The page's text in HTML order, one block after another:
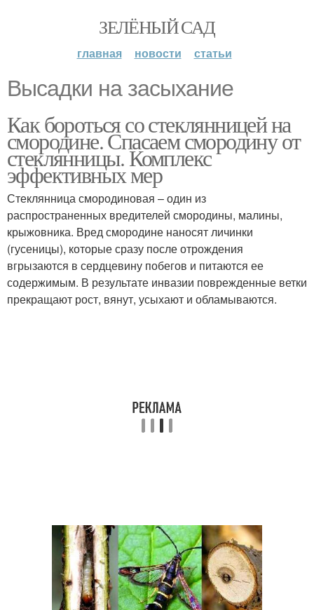
ЗЕЛЁНЫЙ САД
главная новости статьи
Высадки на засыхание
Как бороться со стеклянницей на
смородине. Спасаем смородину от
стеклянницы. Комплекс
эффективных мер
Стеклянница смородиновая – один из
распространенных вредителей смородины, малины,
крыжовника. Вред смородине наносят личинки
(гусеницы), которые сразу после отрождения
вгрызаются в сердцевину побегов и питаются ее
содержимым. В результате инвазии поврежденные ветки
прекращают рост, вянут, усыхают и обламываются.